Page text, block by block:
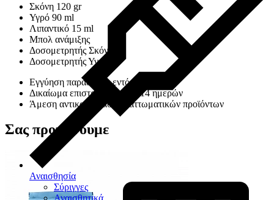
Αναισθησία
Σύριγγες
Αναισθητικά
Σκόνη 120 gr
Υγρό 90 ml
Λιπαντικό 15 ml
Μπολ ανάμιξης
Δοσομετρητής Σκόνης
Δοσομετρητής Υγρού
Εγγύηση παράδοσης εντός 30 ημερών
Δικαίωμα επιστροφής εντός 14 ημερών
Άμεση αντικατάσταση ελαττωματικών προϊόντων
Σας προτείνουμε